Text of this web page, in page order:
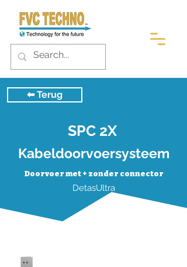
⬅︎ Terug
SPC 2X
Kabeldoorvoersysteem
Doorvoer met + zonder connector
DetasUltra